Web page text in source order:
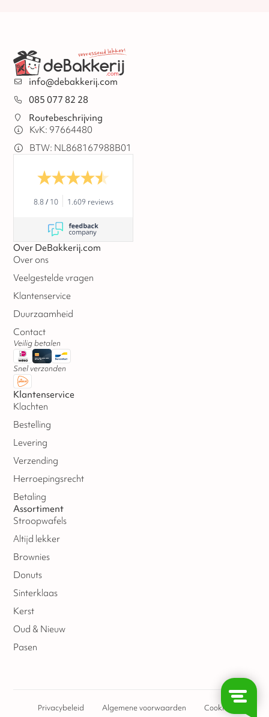
info@debakkerij.com
085 077 82 28
Routebeschrijving
KvK: 97664480
BTW: NL868167988B01
8.8/ 10 1.609 reviews
Over DeBakkerij.com
Over ons
Veelgestelde vragen
Klantenservice
Duurzaamheid
Contact
Veilig betalen
Snel verzonden
Klantenservice
Klachten
Bestelling
Levering
Verzending
Herroepingsrecht
Betaling
Assortiment
Stroopwafels
Altijd lekker
Brownies
Donuts
Sinterklaas
Kerst
Oud & Nieuw
Pasen
Privacybeleid Algemene voorwaarden Cookies